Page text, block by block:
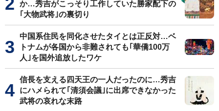
か…秀吉がこっそり工作していた勝家配下の
｢大物武将｣の裏切り
中国系住民を同化させたタイとは正反対…ベ
トナムが各国から非難されても｢華僑100万
人｣を国外追放したワケ
信長を支える四天王の一人だったのに…秀吉
にハメられて｢清須会議｣に出席できなかった
武将の哀れな末路